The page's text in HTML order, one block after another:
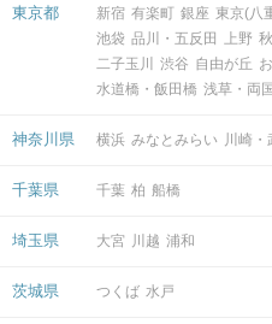
東京都 新宿 有楽町 銀座 東京(八
池袋 品川・五反田 上野
二子玉川
渋谷 自由が丘
水道橋・飯田橋 浅草・両
神奈川県 横浜 みなとみらい 川崎
千葉県 千葉 柏 船橋
埼玉県 大宮 川越 浦和
茨城県 つくば 水戸